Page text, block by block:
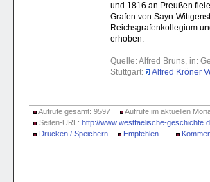
und 1816 an Preußen
Grafen von Sayn-
Reichsgrafenkollegium
erhoben.
Quelle: Alfred Bruns, in:
Stuttgart:
Alfred Kröner
Aufrufe gesamt: 9597
Aufrufe im aktuellen
Seiten-URL: http://www.westfaelische-
Drucken / Speichern
Empfehlen